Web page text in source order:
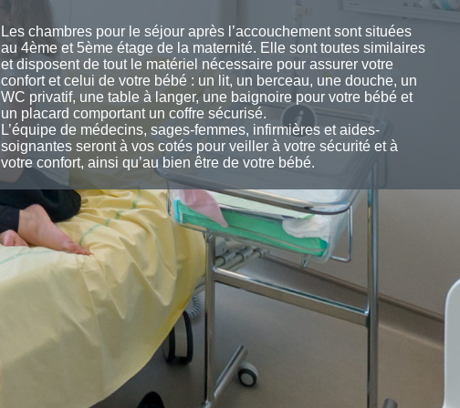
Les chambres pour le séjour après l’accouchement sont situées
au 4ème et 5ème étage de la maternité. Elle sont toutes similaires
et disposent de tout le matériel nécessaire pour assurer votre
confort et celui de votre bébé : un lit, un berceau, une douche, un
WC privatif, une table à langer, une baignoire pour votre bébé et
un placard comportant un coffre sécurisé.
L’équipe de médecins, sages-femmes, infirmières et aides-
soignantes seront à vos cotés pour veiller à votre sécurité et à
votre confort, ainsi qu’au bien être de votre bébé.